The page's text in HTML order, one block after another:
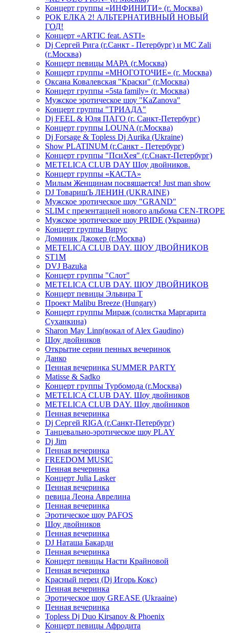
Концерт группы «ИНФИНИТИ» (г. Москва)
РОК ЕЛКА 2! АЛЬТЕРНАТИВНЫЙ НОВЫЙ
ГОД!
Концерт «ARTIC feat. ASTI»
Dj Сергей Рига (г.Санкт - Петербург) и MC Zali
(г.Москва)
Концерт певицы МАРА (г.Москва)
Концерт группы «МНОГОТОЧИЕ» (г. Москва)
Оксана Ковалевская "Краски" (г.Москва)
Концерт группы «5sta family» (г. Москва)
Мужское эротическое шоу "KaZanova"
Концерт группы "ТРИАДА"
Dj FEEL & Юля ПАГО (г. Санкт-Петербург)
Концерт группы LOUNA (г.Москва)
Dj Forsage & Topless Dj Aurika (Ukraine)
Show PLATINUM (г.Санкт - Петербург)
Концерт группы "ПсиХея" (г.Снакт-Петербург)
METELICA CLUB DAY Шоу двойников.
Концерт группы «КАСТА»
Милым Женщинам посвящается! Just man show
DJ ТоварищЪ ЛЕНИН (UKRAINE)
Мужское эротическое шоу "GRAND"
SLIM с презентацией нового альбома CEN-TROPE
Мужское эротическое шоу PRIDE (Украина)
Концерт группы Вирус
Доминик Джокер (г.Москва)
METELICA CLUB DAY. ШОУ ДВОЙНИКОВ
ST1M
DVJ Bazuka
Концерт группы "Слот"
METELICA CLUB DAY. ШОУ ДВОЙНИКОВ
Концерт певицы Эльвира Т
Проект Malibu Breeze (Hungary)
Концерт группы Мираж (солистка Маргарита
Суханкина)
Sharon May Linn(вокал of Alex Gaudino)
Шоу двойников
Открытие серии пенных вечеринок
Данко
Пенная вечеринка SUMMER PARTY
Matisse & Sadko
Концерт группы Турбомода (г.Москва)
METELICA CLUB DAY. Шоу двойников
METELICA CLUB DAY. Шоу двойников
Пенная вечеринка
Dj Сергей RIGA (г.Санкт-Петербург)
Танцевально-эротическое шоу PLAY
Dj Jim
Пенная вечеринка
FREEDOM MUSIC
Пенная вечеринка
Концерт Julia Lasker
Пенная вечеринка
певица Леона Аврелина
Пенная вечеринка
Эротическое шоу PAFOS
Шоу двойников
Пенная вечеринка
DJ Наташа Бакарди
Пенная вечеринка
Концерт певицы Насти Крайновой
Пенная вечеринка
Красный перец (Dj Игорь Кокс)
Пенная вечеринка
Эротическое шоу GREASE (Ukraaine)
Пенная вечеринка
Topless Dj Duo Kirsanov & Phoenix
Концерт певицы Афродита